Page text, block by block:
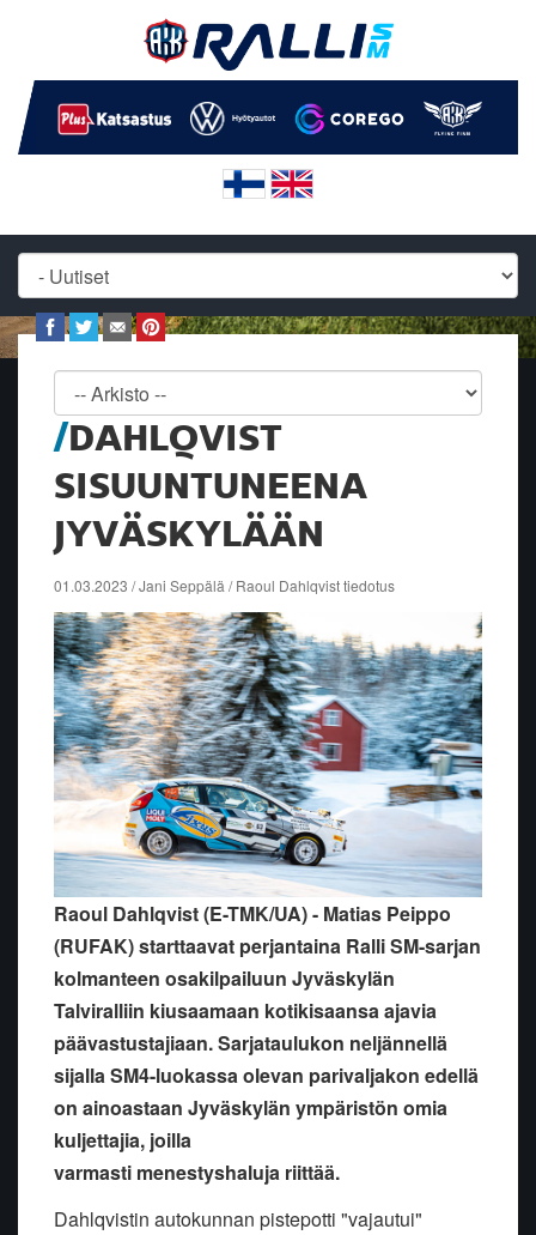
DAHLQVIST
SISUUNTUNEENA
JYVÄSKYLÄÄN
01.03.2023 / Jani Seppälä / Raoul Dahlqvist tiedotus
Raoul Dahlqvist (E-TMK/UA) - Matias Peippo
(RUFAK) starttaavat perjantaina Ralli SM-sarjan
kolmanteen osakilpailuun Jyväskylän
Talviralliin kiusaamaan kotikisaansa ajavia
päävastustajiaan. Sarjataulukon neljännellä
sijalla SM4-luokassa olevan parivaljakon edellä
on ainoastaan Jyväskylän ympäristön omia
kuljettajia, joilla
varmasti menestyshaluja riittää.
Dahlqvistin autokunnan pistepotti "vajautui"